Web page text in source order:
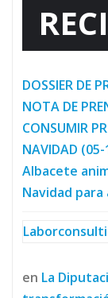
DOSSIER DE
NOTA DE
CONSUMIR
NAVIDAD
Albacete
Navidad
en La